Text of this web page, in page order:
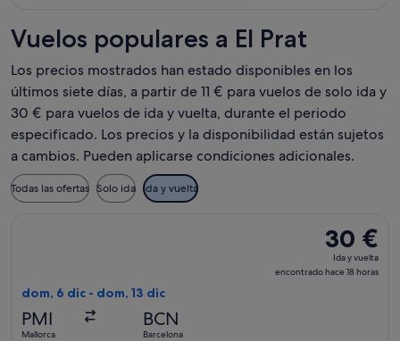
Vuelos populares a El Prat
Los precios mostrados han estado disponibles en los
últimos siete días, a partir de 11 € para vuelos de solo ida y
30 € para vuelos de ida y vuelta, durante el periodo
especificado. Los precios y la disponibilidad están sujetos
a cambios. Pueden aplicarse condiciones adicionales.
Todas las ofertas Solo ida Ida y vuelta
30 €
Ida
y
30 €
Ida y vuelta
encontrado hace 18 horas
dom, 6 dic - dom, 13 dic
PMI
Mallorca
BCN
Barcelona